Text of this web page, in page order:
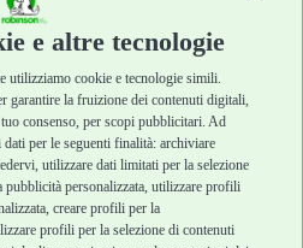
e altre tecnologie
utilizziamo cookie e tecnologie simili.
garantire la fruizione dei contenuti digitali,
consenso, per scopi pubblicitari. Ad
per le seguenti finalità: archiviare
utilizzare dati limitati per la selezione
personalizzata, utilizzare profili
creare profili per la
profili per la selezione di contenuti
Igiene e Pulizia
Accessori
Top Quality
Acquisti sicuri
Termini e condizioni